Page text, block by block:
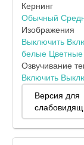
Кернинг
Обычный
Изображения
Выключить
белые Цветные
Озвучивание
Включить
Версия для